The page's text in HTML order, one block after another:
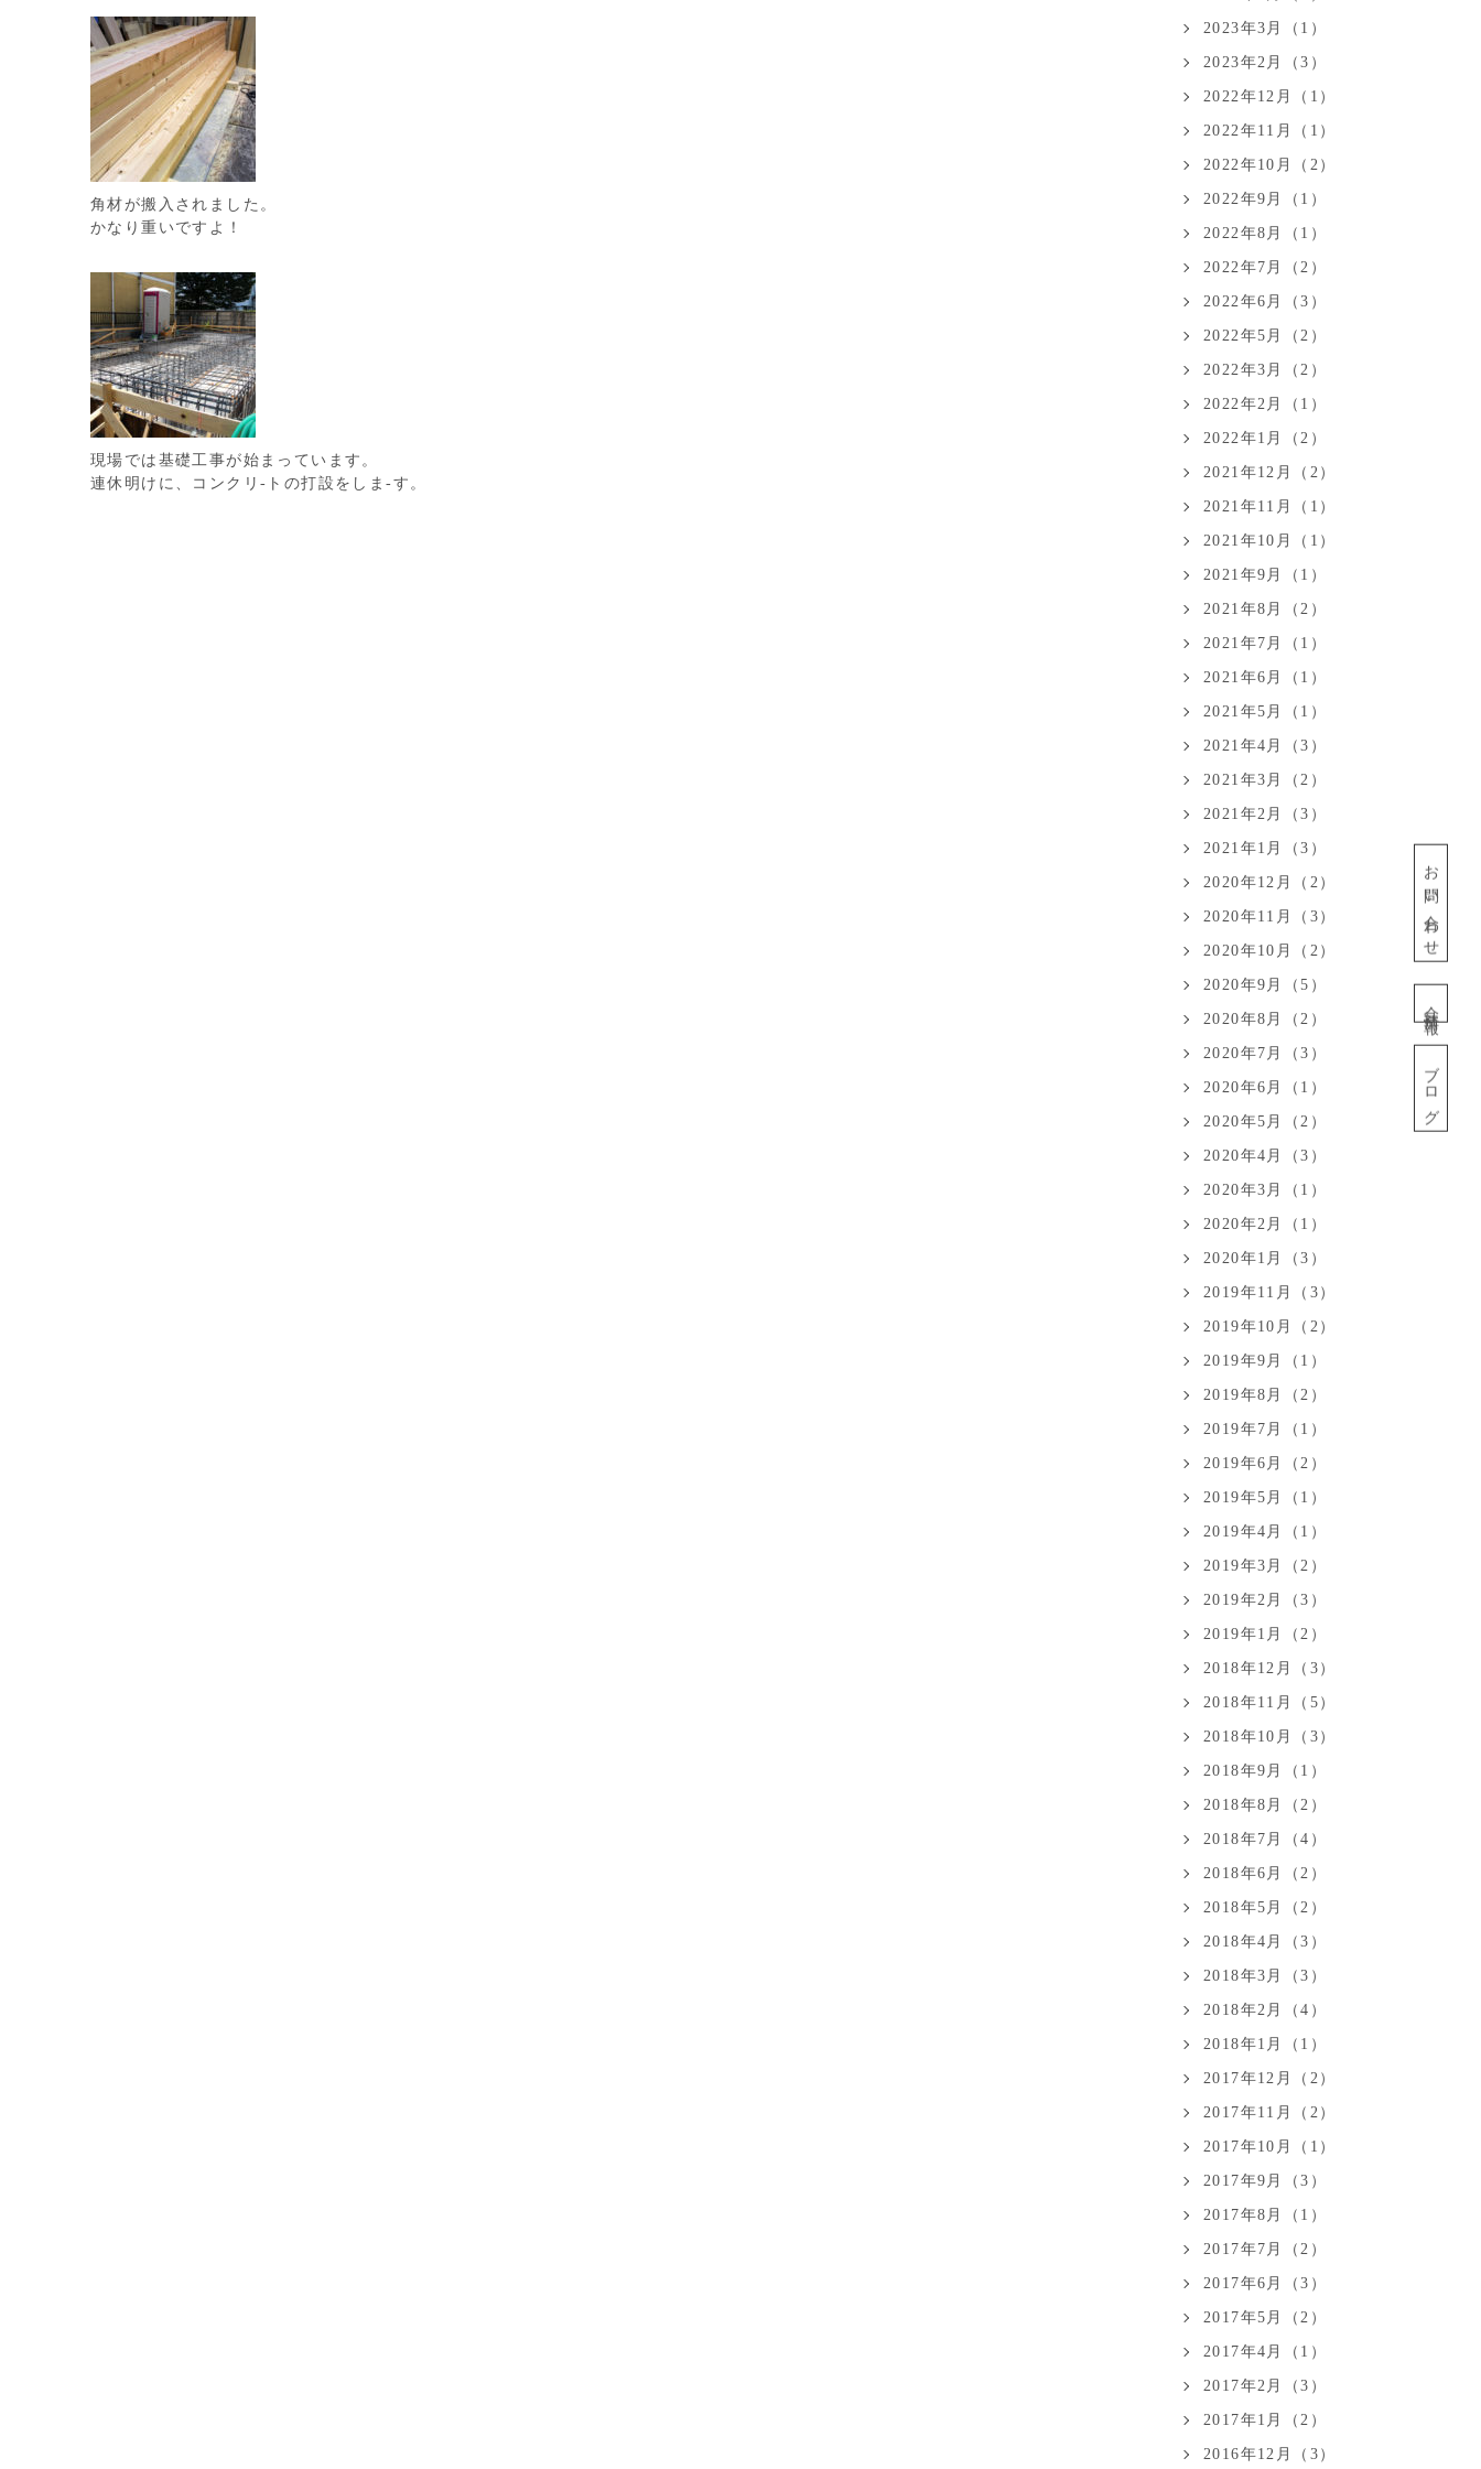
お問い合わせ
会社情報
ブログ
角材が搬入されました。
かなり重いですよ！
現場では基礎工事が始まっています。
連休明けに、コンクリ-トの打設をしま-す。
2023年3月（1）
2023年2月（3）
2022年12月（1）
2022年11月（1）
2022年10月（2）
2022年9月（1）
2022年8月（1）
2022年7月（2）
2022年6月（3）
2022年5月（2）
2022年3月（2）
2022年2月（1）
2022年1月（2）
2021年12月（2）
2021年11月（1）
2021年10月（1）
2021年9月（1）
2021年8月（2）
2021年7月（1）
2021年6月（1）
2021年5月（1）
2021年4月（3）
2021年3月（2）
2021年2月（3）
2021年1月（3）
2020年12月（2）
2020年11月（3）
2020年10月（2）
2020年9月（5）
2020年8月（2）
2020年7月（3）
2020年6月（1）
2020年5月（2）
2020年4月（3）
2020年3月（1）
2020年2月（1）
2020年1月（3）
2019年11月（3）
2019年10月（2）
2019年9月（1）
2019年8月（2）
2019年7月（1）
2019年6月（2）
2019年5月（1）
2019年4月（1）
2019年3月（2）
2019年2月（3）
2019年1月（2）
2018年12月（3）
2018年11月（5）
2018年10月（3）
2018年9月（1）
2018年8月（2）
2018年7月（4）
2018年6月（2）
2018年5月（2）
2018年4月（3）
2018年3月（3）
2018年2月（4）
2018年1月（1）
2017年12月（2）
2017年11月（2）
2017年10月（1）
2017年9月（3）
2017年8月（1）
2017年7月（2）
2017年6月（3）
2017年5月（2）
2017年4月（1）
2017年2月（3）
2017年1月（2）
2016年12月（3）